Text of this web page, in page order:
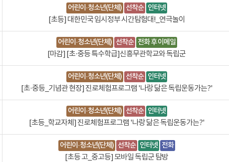
어린이·청소년(단체) 선착순 인터넷
[초등] 대한민국 임시정부 시간탐험대!_연극놀이
어린이·청소년(단체) 선착순 전화 후 이메일
[마감] [초·중등 특수학급]신흥무관학교와 독립군
어린이·청소년(단체) 선착순 인터넷
[초·중등_기념관 현장] 진로체험프로그램 '나랑 닮은 독립운동가는?'
어린이·청소년(단체) 선착순 인터넷
[초등_학교자체] 진로체험프로그램 '나랑 닮은 독립운동가는?'
어린이·청소년(단체) 선착순 인터넷 전화
[초등 고_중고등] 모바일 독립군 탐방